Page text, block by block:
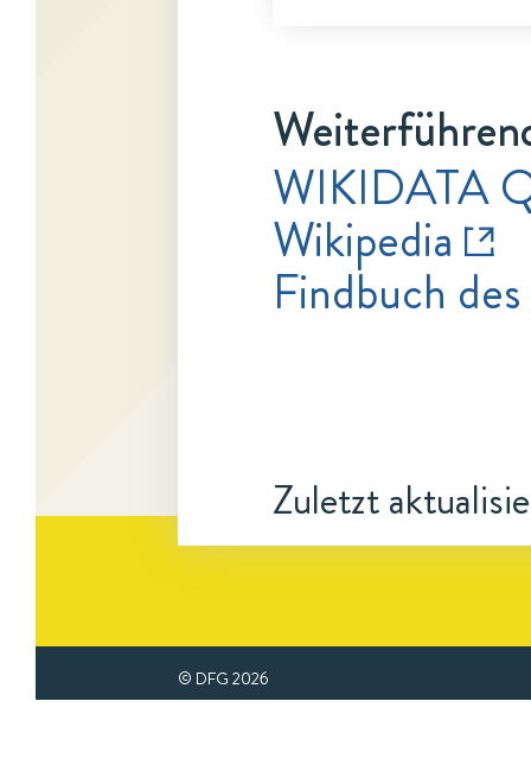
WIKIDATA
Wikipedia
Findbuch
Zuletzt
© DFG 2026